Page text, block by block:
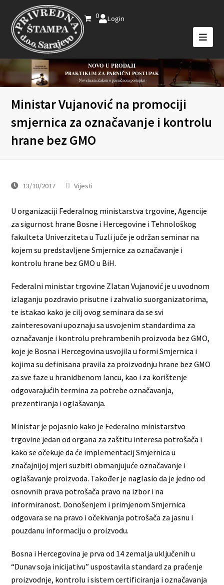
0 Login
NOVO U PRODAJI
PRAKTIKUM ZA PARNIČNI POSTUPAK
- Novelirani Zakon o parničnom postupku -
Ministar Vujanović na promociji
smjernica za označavanje i kontrolu
hrane bez GMO
13/10/2017 Vijesti
U organizaciji Federalnog ministarstva trgovine, Agencije
za sigurnost hrane Bosne i Hercegovine i Tehnološkog
fakulteta Univerziteta u Tuzli juče je održan seminar na
kojem su predstavljene Smjernice za označavanje i
kontrolu hrane bez GMO u BiH.
Federalni ministar trgovine Zlatan Vujanović je u uvodnom
izlaganju pozdravio prisutne i zahvalio suorganizatorima,
te istakao kako je cilj ovog seminara da se svi
zainteresovani upoznaju sa usvojenim standardima za
označavanje i kontrolu prehrambenih proizvoda bez GMO,
koje je Bosna i Hercegovina usvojila u formi Smjernica i
kojima su definisana pravila za proizvodnju hrane bez GMO
za sve faze u hranidbenom lancu, kao i za korištenje
odgovarajućih termina za potrebe označavanja,
prezentiranja i oglašavanja.
Ministar je pojasnio kako je Federalno ministarstvo
trgovine jedan od organa za zaštitu interesa potrošača i
kako se očekuje da će implementacij Smjernica u
značajnijoj mjeri suzbiti obmanjujuće označavanje i
oglašavanje proizvoda. Također je naglasio da je jedno od
osnovnih prava potrošača pravo na izbor i na
informiranost. Donošenjem i primjenom Smjernica
odgovara se na pravo i očekivanja potrošača za jasnu i
pouzdanu informaciju o proizvodu.
Bosna i Hercegovina je prva od 14 zemalja uključenih u
“Dunav soja inicijativu” uspostavila standard za praćenje
proizvodnje, kontrolu i sistem certificiranja i označavanja